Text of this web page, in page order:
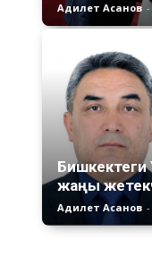
Адилет Асанов -
Бишкектеги
жаңы
Адилет Асанов -